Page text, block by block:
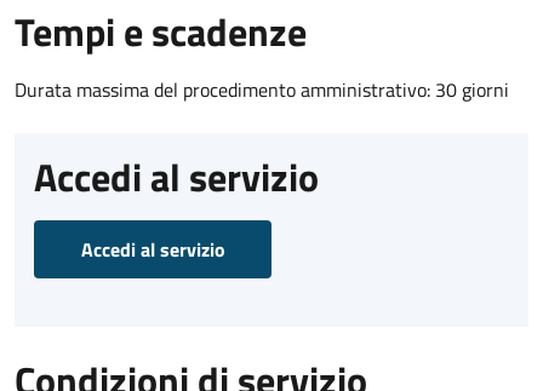
Tempi e scadenze
Durata massima del procedimento amministrativo: 30 giorni
Accedi al servizio
Accedi al servizio